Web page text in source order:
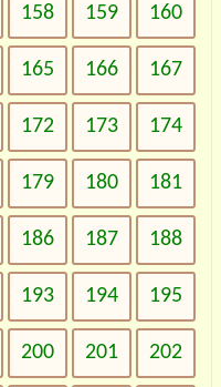
158 159 160
165 166 167
172 173 174
179 180 181
186 187 188
193 194 195
200 201 202